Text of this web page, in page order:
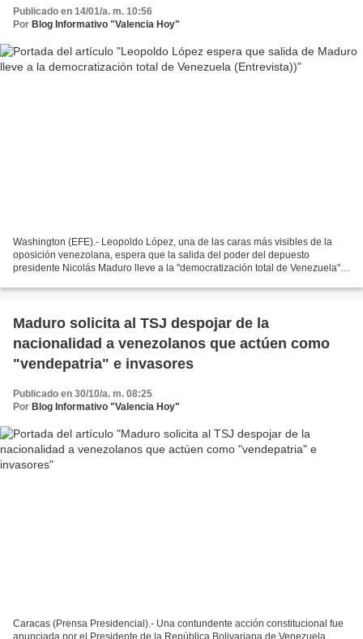
Publicado en 14/01/a. m. 10:56
Por Blog Informativo "Valencia Hoy"
Washington (EFE).- Leopoldo López, una de las caras más visibles de la
oposición venezolana, espera que la salida del poder del depuesto
presidente Nicolás Maduro lleve a la "democratización total de Venezuela",
Maduro solicita al TSJ despojar de la
nacionalidad a venezolanos que actúen como
"vendepatria" e invasores
Publicado en 30/10/a. m. 08:25
Por Blog Informativo "Valencia Hoy"
Caracas (Prensa Presidencial).- Una contundente acción constitucional fue
anunciada por el Presidente de la República Bolivariana de Venezuela,